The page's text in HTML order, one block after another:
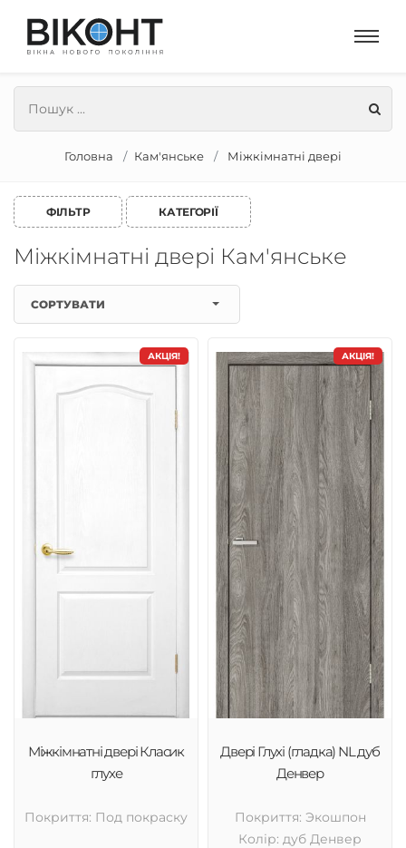
Головна Кам'янське Міжкімнатні двері
ФІЛЬТР КАТЕГОРІЇ
Міжкімнатні двері Кам'янське
СОРТУВАТИ
АКЦІЯ!
Міжкімнатні двері Класик
глухе
Покриття: Под покраску
АКЦІЯ!
Двері Глухі (гладка) NL дуб
Денвер
Покриття: Экошпон
Колір: дуб Денвер